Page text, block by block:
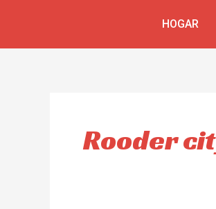
HOGAR
Rooder